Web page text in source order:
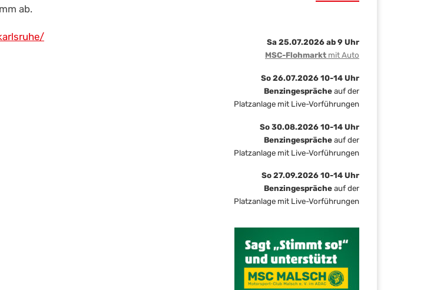
ab.
Sa 25.07.2026 ab 9 Uhr
MSC-Flohmarkt mit Auto
So 26.07.2026 10-14 Uhr
Benzingesprächeauf der
Platzanlage mit Live-Vorführungen
So 30.08.2026 10-14 Uhr
Benzingesprächeauf der
Platzanlage mit Live-Vorführungen
So 27.09.2026 10-14 Uhr
Benzingesprächeauf der
Platzanlage mit Live-Vorführungen